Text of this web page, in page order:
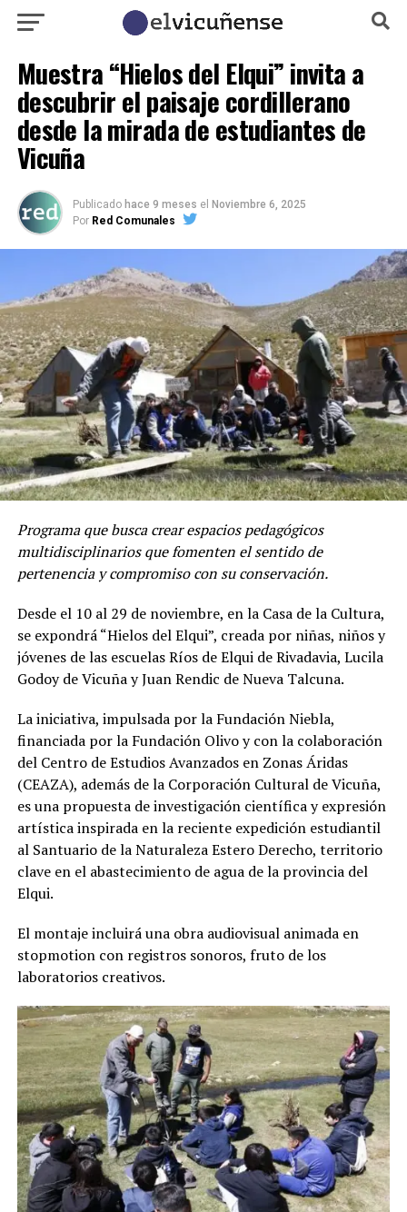
Muestra “Hielos del Elqui” invita a
descubrir el paisaje cordillerano
desde la mirada de estudiantes de
Vicuña
Publicado hace 9 meses el Noviembre 6, 2025
Por Red Comunales
Programa que busca crear espacios pedagógicos
multidisciplinarios que fomenten el sentido de
pertenencia y compromiso con su conservación.
Desde el 10 al 29 de noviembre, en la Casa de la Cultura,
se expondrá “Hielos del Elqui”, creada por niñas, niños y
jóvenes de las escuelas Ríos de Elqui de Rivadavia, Lucila
Godoy de Vicuña y Juan Rendic de Nueva Talcuna.
La iniciativa, impulsada por la Fundación Niebla,
financiada por la Fundación Olivo y con la colaboración
del Centro de Estudios Avanzados en Zonas Áridas
(CEAZA), además de la Corporación Cultural de Vicuña,
es una propuesta de investigación científica y expresión
artística inspirada en la reciente expedición estudiantil
al Santuario de la Naturaleza Estero Derecho, territorio
clave en el abastecimiento de agua de la provincia del
Elqui.
El montaje incluirá una obra audiovisual animada en
stopmotion con registros sonoros, fruto de los
laboratorios creativos.